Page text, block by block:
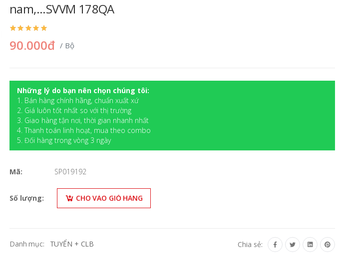
nam,...SVVM 178QA
90.000đ / Bộ
Những lý do bạn nên chọn chúng tôi:
1. Bán hàng chính hãng, chuẩn xuất xứ
2. Giá luôn tốt nhất so với thị trường
3. Giao hàng tận nơi, thời gian nhanh nhất
4. Thanh toán linh hoạt, mua theo combo
5. Đối hàng trong vòng 3 ngày
Mã: SP019192
Số lượng: CHO VÀO GIỎ HÀNG
Danh mục: TUYỂN + CLB Chia sẻ: